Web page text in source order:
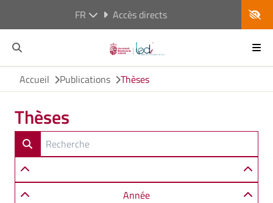
FR Accès directs
Accueil Publications Thèses
Thèses
Année